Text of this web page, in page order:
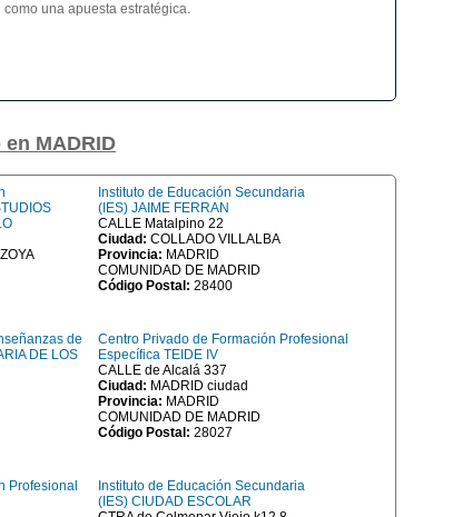
una apuesta estratégica.
MADRID
Instituto de Educación Secundaria
(IES) JAIME FERRAN
CALLE Matalpino 22
Ciudad: COLLADO VILLALBA
Provincia: MADRID
COMUNIDAD DE MADRID
Código Postal: 28400
de
DE LOS
Centro Privado de Formación Profesional
Específica TEIDE IV
CALLE de Alcalá 337
Ciudad: MADRID ciudad
Provincia: MADRID
COMUNIDAD DE MADRID
Código Postal: 28027
Profesional
Instituto de Educación Secundaria
(IES) CIUDAD ESCOLAR